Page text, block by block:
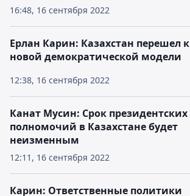
16:48, 16 сентября 2022
12:38, 16 сентября 2022
Ерлан Карин: Казахстан перешел к
новой демократической модели
12:11, 16 сентября 2022
Канат Мусин: Срок президентских
полномочий в Казахстане будет
неизменным
Карин: Ответственные политики